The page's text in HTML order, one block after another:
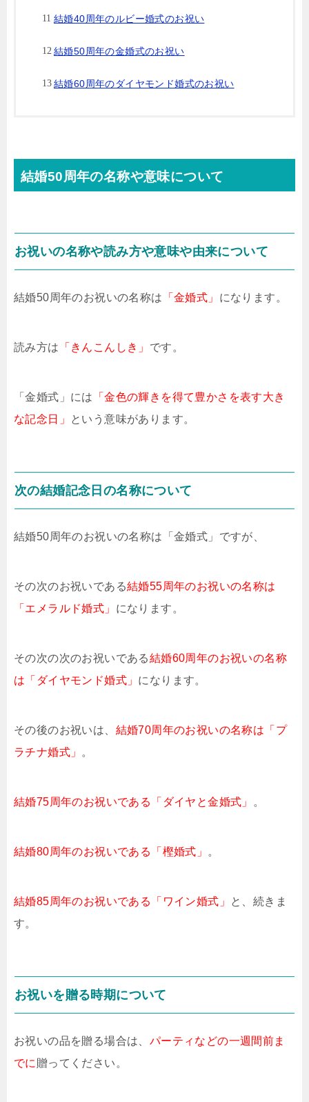
結婚40周年のルビー婚式のお祝い
結婚50周年の金婚式のお祝い
結婚60周年のダイヤモンド婚式のお祝い
結婚50周年の名称や意味について
お祝いの名称や読み方や意味や由来について
結婚50周年のお祝いの名称は 「金婚式」 になります。
読み方は 「きんこんしき」 です。
「金婚式」には
「金色の輝きを得て豊かさを表す大き
な記念日」
という意味があります。
次の結婚記念日の名称について
結婚50周年のお祝いの名称は「金婚式」ですが、
その次のお祝いである結婚55周年のお祝いの名称は
「エメラルド婚式」 になります。
その次の次のお祝いである結婚60周年のお祝いの名称
は「ダイヤモンド婚式」 になります。
その後のお祝いは、 結婚70周年のお祝いの名称は「プ
ラチナ婚式」 。
結婚75周年のお祝いである「ダイヤと金婚式」 。
結婚80周年のお祝いである「樫婚式」 。
結婚85周年のお祝いである「ワイン婚式」
と、続きま
す。
お祝いを贈る時期について
お祝いの品を贈る場合は、 パーティなどの一週間前ま
でに 贈ってください。